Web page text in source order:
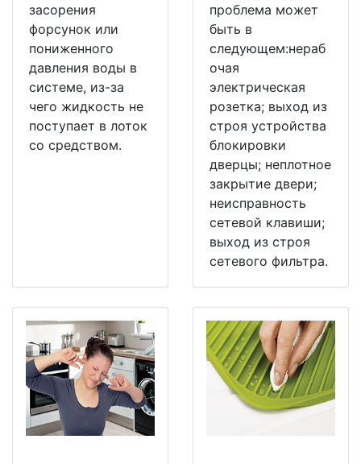
засорения
форсунок или
пониженного
давления воды в
системе, из-за
чего жидкость не
поступает в лоток
со средством.
проблема может
быть в
следующем:нераб
очая
электрическая
розетка; выход из
строя устройства
блокировки
дверцы; неплотное
закрытие двери;
неисправность
сетевой клавиши;
выход из строя
сетевого фильтра.